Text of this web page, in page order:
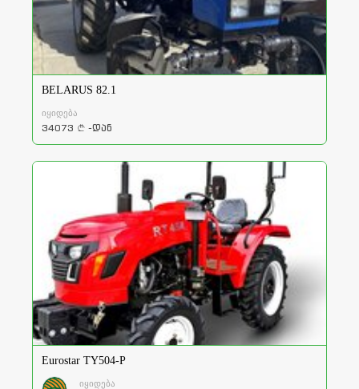
BELARUS 82.1
იყიდება
34073 a -დან
Eurostar TY504-P
იყიდება